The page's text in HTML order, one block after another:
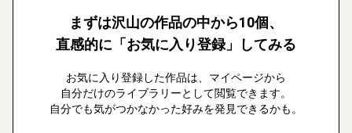
まずは沢山の作品の中から10個、
直感的に「お気に入り登録」してみる
お気に入り登録した作品は、マイページから
自分だけのライブラリーとして閲覧できます。
自分でも気がつかなかった好みを発見できるかも。